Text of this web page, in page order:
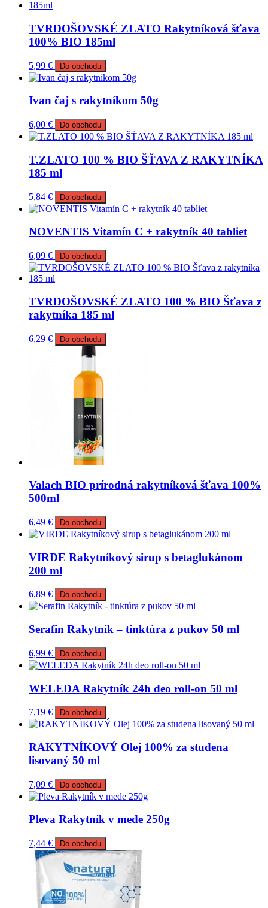
TVRDOŠOVSKÉ ZLATO Rakytníková šťava
100% BIO 185ml
5,99 € Do obchodu
Ivan čaj s rakytníkom 50g
6,00 € Do obchodu
T.ZLATO 100 % BIO ŠŤAVA Z RAKYTNÍKA
185 ml
5,84 € Do obchodu
NOVENTIS Vitamín C + rakytník 40 tabliet
6,09 € Do obchodu
TVRDOŠOVSKÉ ZLATO 100 % BIO Šťava z
rakytníka 185 ml
6,29 € Do obchodu
Valach BIO prírodná rakytníková šťava 100%
500ml
6,49 € Do obchodu
VIRDE Rakytníkový sirup s betaglukánom
200 ml
6,89 € Do obchodu
Serafin Rakytník – tinktúra z pukov 50 ml
6,99 € Do obchodu
WELEDA Rakytník 24h deo roll-on 50 ml
7,19 € Do obchodu
RAKYTNÍKOVÝ Olej 100% za studena
lisovaný 50 ml
7,09 € Do obchodu
Pleva Rakytník v mede 250g
7,44 € Do obchodu